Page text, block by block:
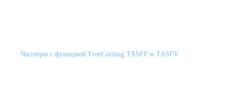
Чиллеры с функцией FreeCooling TASFF и TASFV